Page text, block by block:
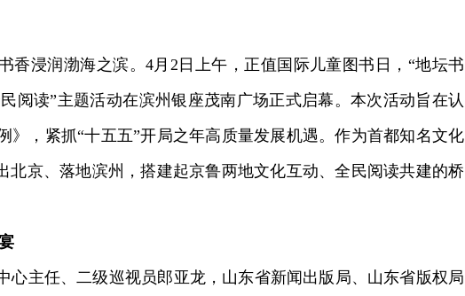
浸润渤海之滨。4月2日上午，正值国际儿童图书日，“地坛书
阅读”主题活动在滨州银座茂南广场正式启幕。本次活动旨在认
》，紧抓“十五五”开局之年高质量发展机遇。作为首都知名文化
北京、落地滨州，搭建起京鲁两地文化互动、全民阅读共建的桥
主任、二级巡视员郎亚龙，山东省新闻出版局、山东省版权局